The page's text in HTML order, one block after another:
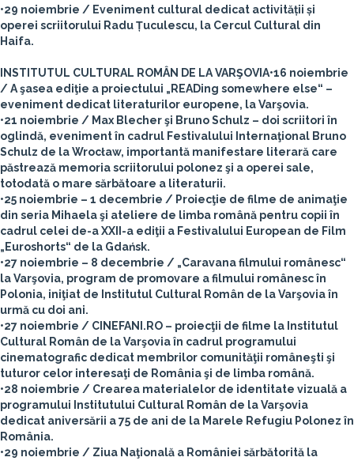
•29 noiembrie / Eveniment cultural dedicat activității și
operei scriitorului Radu Țuculescu, la Cercul Cultural din
Haifa.
INSTITUTUL CULTURAL ROMÂN DE LA VARŞOVIA•16 noiembrie
/ A şasea ediţie a proiectului „READing somewhere else“ –
eveniment dedicat literaturilor europene, la Varşovia.
•21 noiembrie / Max Blecher şi Bruno Schulz – doi scriitori în
oglindă, eveniment în cadrul Festivalului Internaţional Bruno
Schulz de la Wrocław, importantă manifestare literară care
păstrează memoria scriitorului polonez şi a operei sale,
totodată o mare sărbătoare a literaturii.
•25 noiembrie – 1 decembrie / Proiecţie de filme de animaţie
din seria Mihaela şi ateliere de limba română pentru copii în
cadrul celei de-a XXII-a ediţii a Festivalului European de Film
„Euroshorts“ de la Gdańsk.
•27 noiembrie – 8 decembrie / „Caravana filmului românesc“
la Varşovia, program de promovare a filmului românesc în
Polonia, iniţiat de Institutul Cultural Român de la Varşovia în
urmă cu doi ani.
•27 noiembrie / CINEFANI.RO – proiecţii de filme la Institutul
Cultural Român de la Varşovia în cadrul programului
cinematografic dedicat membrilor comunităţii româneşti şi
tuturor celor interesaţi de România şi de limba română.
•28 noiembrie / Crearea materialelor de identitate vizuală a
programului Institutului Cultural Român de la Varşovia
dedicat aniversării a 75 de ani de la Marele Refugiu Polonez în
România.
•29 noiembrie / Ziua Naţională a României sărbătorită la